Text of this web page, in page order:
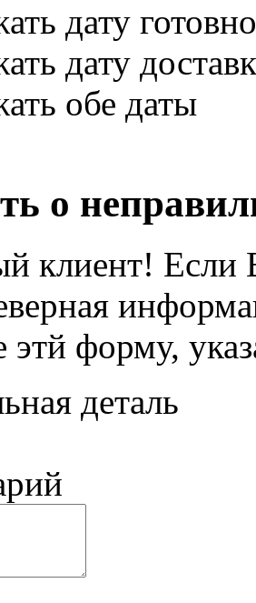
дату
дату
обе даты
о
клиент! Если
этй форму,
деталь